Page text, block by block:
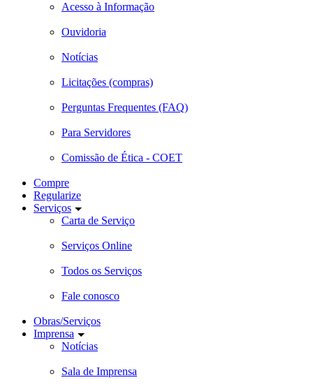
Acesso à Informação
Ouvidoria
Notícias
Licitações (compras)
Perguntas Frequentes (FAQ)
Para Servidores
Comissão de Ética - COET
Compre
Regularize
Serviços
Carta de Serviço
Serviços Online
Todos os Serviços
Fale conosco
Obras/Serviços
Imprensa
Notícias
Sala de Imprensa